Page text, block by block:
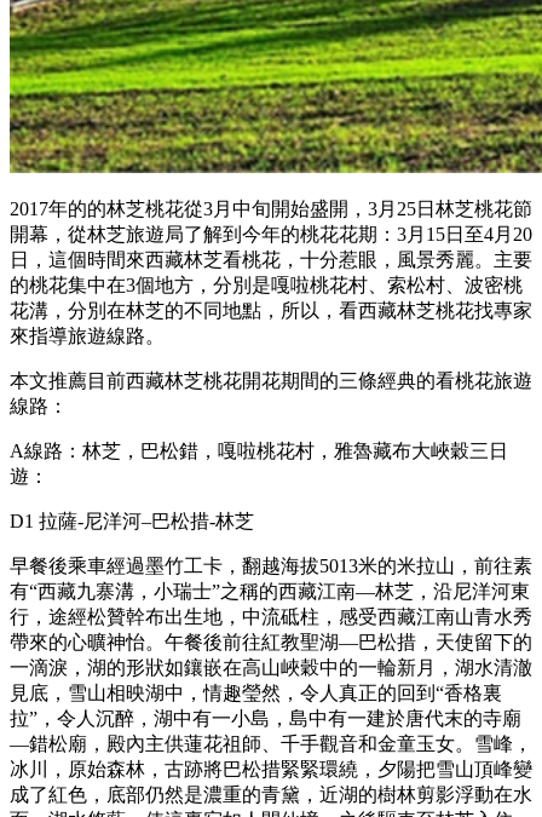
2017年的的林芝桃花從3月中旬開始盛開，3月25日林芝桃花節
開幕，從林芝旅遊局了解到今年的桃花花期：3月15日至4月20
日，這個時間來西藏林芝看桃花，十分惹眼，風景秀麗。主要
的桃花集中在3個地方，分別是嘎啦桃花村、索松村、波密桃
花溝，分別在林芝的不同地點，所以，看西藏林芝桃花找專家
來指導旅遊線路。
本文推薦目前西藏林芝桃花開花期間的三條經典的看桃花旅遊
線路：
A線路：林芝，巴松錯，嘎啦桃花村，雅魯藏布大峽穀三日
遊：
D1 拉薩-尼洋河–巴松措-林芝
早餐後乘車經過墨竹工卡，翻越海拔5013米的米拉山，前往素
有“西藏九寨溝，小瑞士”之稱的西藏江南—林芝，沿尼洋河東
行，途經松贊幹布出生地，中流砥柱，感受西藏江南山青水秀
帶來的心曠神怡。午餐後前往紅教聖湖—巴松措，天使留下的
一滴淚，湖的形狀如鑲嵌在高山峽穀中的一輪新月，湖水清澈
見底，雪山相映湖中，情趣瑩然，令人真正的回到“香格裏
拉”，令人沉醉，湖中有一小島，島中有一建於唐代末的寺廟
—錯松廟，殿內主供蓮花祖師、千手觀音和金童玉女。雪峰，
冰川，原始森林，古跡將巴松措緊緊環繞，夕陽把雪山頂峰變
成了紅色，底部仍然是濃重的青黛，近湖的樹林剪影浮動在水